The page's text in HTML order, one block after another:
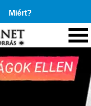
Miért?